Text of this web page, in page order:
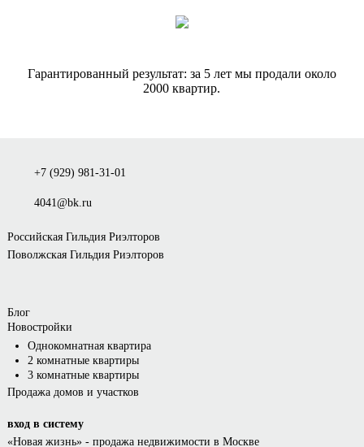
Гарантированный результат: за 5 лет мы продали около
2000 квартир.
+7 (929) 981-31-01
4041@bk.ru
Российская Гильдия Риэлторов
Поволжская Гильдия Риэлторов
Блог
Новостройки
Однокомнатная квартира
2 комнатные квартиры
3 комнатные квартиры
Продажа домов и участков
вход в систему
«Новая жизнь»- продажа недвижимости в Москве